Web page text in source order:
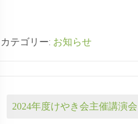
カテゴリー: お知らせ
2024年度けやき会主催講演